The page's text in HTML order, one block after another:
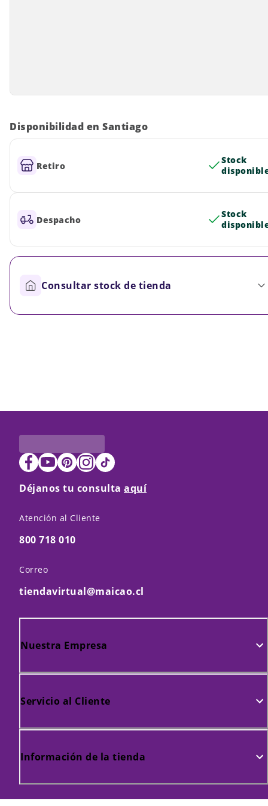
Disponibilidad en Santiago
Retiro
Stock
Despacho
Stock
Consultar stock de tienda
Déjanos tu consulta aquí
Atención al Cliente
800 718 010
Correo
tiendavirtual@maicao.cl
Nuestra Empresa
Servicio al Cliente
Información de la tienda